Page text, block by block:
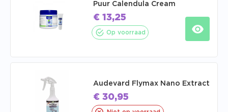
Puur Calendula Cream
€ 13,25
Op voorraad
Audevard Flymax Nano Extract
€ 30,95